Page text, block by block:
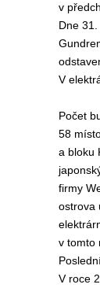
v
Dne
V
Počet
58
a bloku
firmy
ostrova
v tomto
V roce